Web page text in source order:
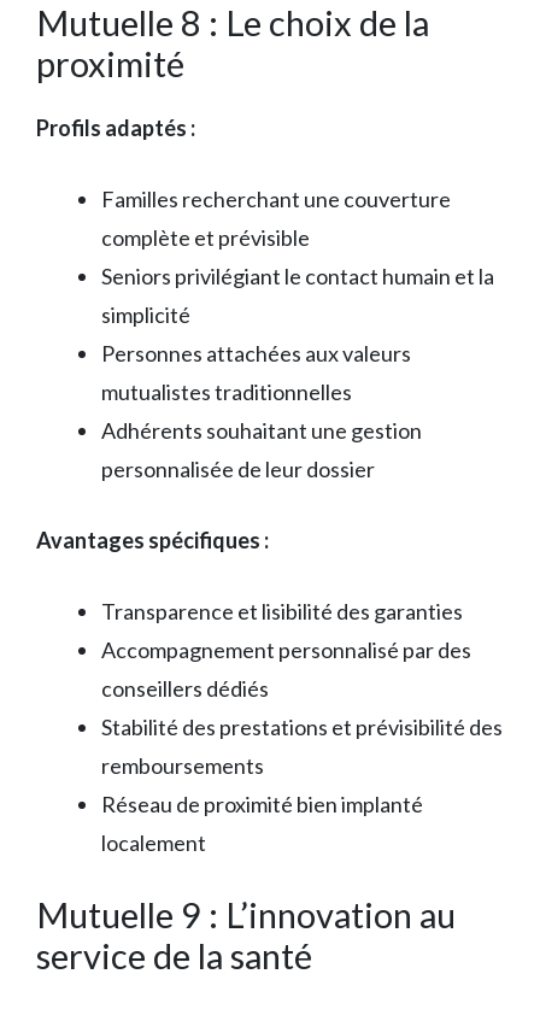
Mutuelle 8 : Le choix de la
proximité
Profils adaptés :
Familles recherchant une couverture
complète et prévisible
Seniors privilégiant le contact humain et la
simplicité
Personnes attachées aux valeurs
mutualistes traditionnelles
Adhérents souhaitant une gestion
personnalisée de leur dossier
Avantages spécifiques :
Transparence et lisibilité des garanties
Accompagnement personnalisé par des
conseillers dédiés
Stabilité des prestations et prévisibilité des
remboursements
Réseau de proximité bien implanté
localement
Mutuelle 9 : L’innovation au
service de la santé